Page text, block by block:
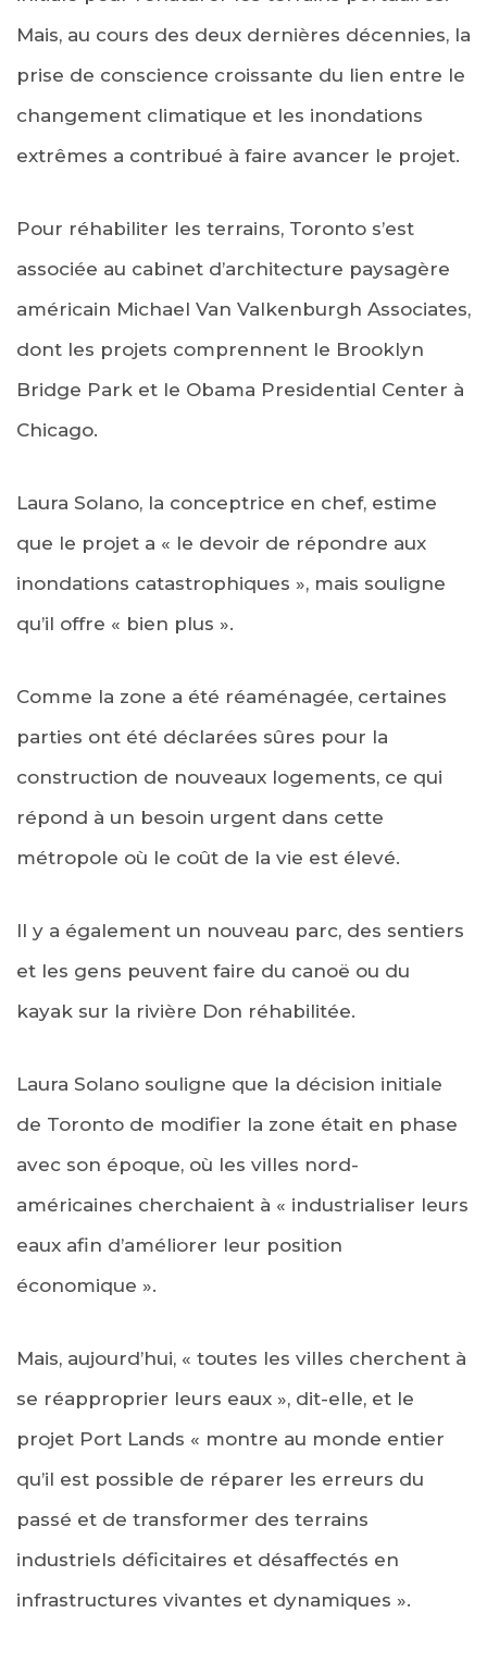
Mais, au cours des deux dernières décennies, la
prise de conscience croissante du lien entre le
changement climatique et les inondations
extrêmes a contribué à faire avancer le projet.
Pour réhabiliter les terrains, Toronto s’est
associée au cabinet d’architecture paysagère
américain Michael Van Valkenburgh Associates,
dont les projets comprennent le Brooklyn
Bridge Park et le Obama Presidential Center à
Chicago.
Laura Solano, la conceptrice en chef, estime
que le projet a « le devoir de répondre aux
inondations catastrophiques », mais souligne
qu’il offre « bien plus ».
Comme la zone a été réaménagée, certaines
parties ont été déclarées sûres pour la
construction de nouveaux logements, ce qui
répond à un besoin urgent dans cette
métropole où le coût de la vie est élevé.
Il y a également un nouveau parc, des sentiers
et les gens peuvent faire du canoë ou du
kayak sur la rivière Don réhabilitée.
Laura Solano souligne que la décision initiale
de Toronto de modifier la zone était en phase
avec son époque, où les villes nord-
américaines cherchaient à « industrialiser leurs
eaux afin d’améliorer leur position
économique ».
Mais, aujourd’hui, « toutes les villes cherchent à
se réapproprier leurs eaux », dit-elle, et le
projet Port Lands « montre au monde entier
qu’il est possible de réparer les erreurs du
passé et de transformer des terrains
industriels déficitaires et désaffectés en
infrastructures vivantes et dynamiques ».